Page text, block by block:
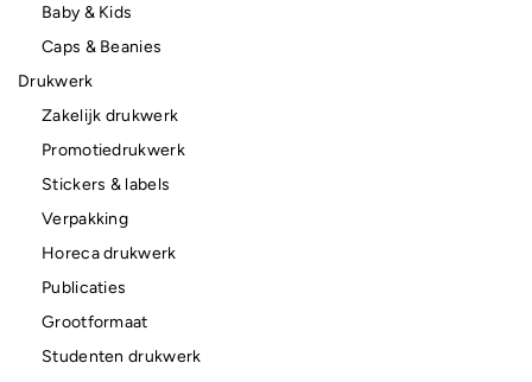
Baby & Kids
Caps & Beanies
Drukwerk
Zakelijk drukwerk
Promotiedrukwerk
Stickers & labels
Verpakking
Horeca drukwerk
Publicaties
Grootformaat
Studenten drukwerk